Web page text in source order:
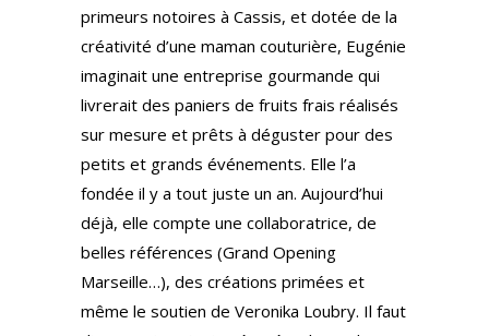
primeurs notoires à Cassis, et dotée de la
créativité d’une maman couturière, Eugénie
imaginait une entreprise gourmande qui
livrerait des paniers de fruits frais réalisés
sur mesure et prêts à déguster pour des
petits et grands événements. Elle l’a
fondée il y a tout juste un an. Aujourd’hui
déjà, elle compte une collaboratrice, de
belles références (Grand Opening
Marseille…), des créations primées et
même le soutien de Veronika Loubry. Il faut